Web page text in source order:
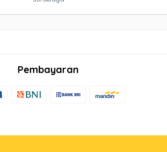
Pembayaran